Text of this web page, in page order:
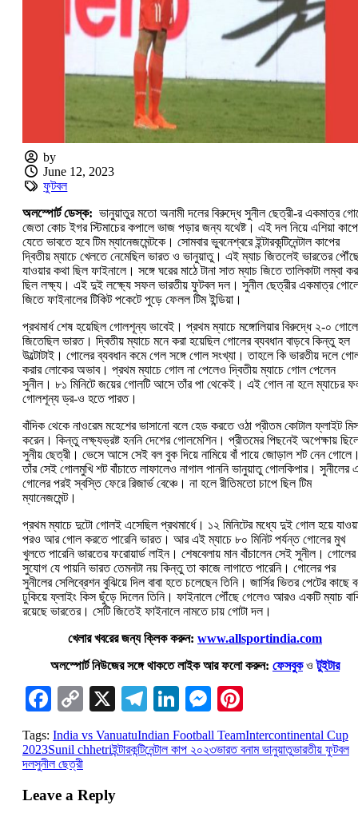
by
June 12, 2023
ফুটবল
অলস্পোর্ট ডেস্ক: ভানুয়াতুর মতো অনামী দলের বিরুদ্ধে সুনীল ছেত্রী-র একমাত্র
জেতা কোচ ইগর স্টিমাচের কপালে ভাজ পড়ার জন্য যথেষ্ট। এই দল নিয়ে এশিয়া কাপে
যেতে ভাবতে হবে টিম ম্যানেজমেন্টকে। সোমবার ভুবনেশ্বরে ইন্টারকন্টিনেন্টাল কাপের
দ্বিতীয় ম্যাচে খেলতে নেমেছিল ভারত ও ভানুয়াতু। এই ম্যাচ জিতলেই ভারতের
যাওয়ার কথা ছিল ফাইনালে। সঙ্গে ঘরের মাঠে টানা সাত ম্যাচ জিতে তালিকাটা লম্বা
ছিল লক্ষ্য। এই দুই লক্ষ্যে সফল ভারতীয় ফুটবল দল। সুনীল ছেত্রীর একমাত্র
জিতে ফাইনালের টিকিট পকেটে পুড়ে ফেলল টিম ইন্ডিয়া।
প্রথমার্ধ শেষ হয়েছিল গোলশূন্য ভাবেই। প্রথম ম্যাচে মঙ্গোলিয়ার বিরুদ্ধে ২-০ গোলে
জিতেছিল ভারত। দ্বিতীয় ম্যাচে মনে করা হয়েছিল গোলের ব্যবধান বাড়বে কিন্তু হল
উল্টোটাই। গোলের ব্যবধান কমে গেল সঙ্গে গোল সংখ্যা। তাহলে কি ভারতীয় দলে
করার লোকের অভাব। প্রথম ম্যাচে গোল না পেলেও দ্বিতীয় ম্যাচে গোল পেলেন
সুনীল। ৮১ মিনিটে জয়ের গোলটি আসে তাঁর পা থেকেই। এই গোল না হলে ম্যাচের
গোলশূন্য ড্র-ও হতে পারত।
বাঁদিক থেকে নাওরেম মহেশের ভাসানো বলে হেড করতে ওঠা প্রীতম কোটাল ফ্লাইট
করেন। কিন্তু লক্ষ্যভ্রষ্ট হননি দেশের গোলমেশিন। প্রীতমের পিছনেই অপেক্ষায়
সুনীয় ছেত্রী। ভেসে আসে সেই বল বুক দিয়ে নামিয়ে বাঁ পায়ে জোড়াল শট নেন
তাঁর সেই গোলমুখি শট বাঁচাতে লাফালেও নাগাল পাননি ভানুয়াতু গোলকিপার। সুনীলের
গোলের পরই স্বস্তি ফেরে রিজার্ভ বেঞ্চে। না হলে রীতিমতো চাপে ছিল টিম
ম্যানেজমেন্ট।
প্রথম ম্যাচে দুটো গোলই এসেছিল প্রথমার্ধে। ১২ মিনিটের মধ্যে দুই গোল হয়ে
পরও আর গোল করতে পারেনি ভারত। আর এই ম্যাচে ৮০ মিনিট পর্যন্ত গোলের মুখ
খুলতে পারেনি ভারতের ফরোয়ার্ড লাইন। শেষবেলায় মান বাঁচালেন সেই সুনীল। গোলের
সুযোগ যে পায়নি ভারত তেমনটা নয় কিন্তু তা কাজে লাগাতে পারেনি। গোলের পর
সুনীলের সেলিব্রেশন বুঝিয়ে দিল বাবা হতে চলেছেন তিনি। জার্সির ভিতর পেটের কাছে
ঢুকিয়ে ফ্লাইং কিস ছুঁড়ে দিলেন তিনি। ফাইনালে পৌঁছে গেলেও আরও একটি ম্যাচ
রয়েছে ভারতের। সেটি জিতেই ফাইনালে নামতে চায় গোটা দল।
খেলার খবরের জন্য ক্লিক করুন: www.allsportindia.com
অলস্পোর্ট নিউজের সঙ্গে থাকতে লাইক আর ফলো করুন: ফেসবুকওটুইটার
Facebook
Copy
Link
X Telegram
LinkedIn
Messenger
Tags: India vs VanuatuIndian Football TeamIntercontinental Cup
2023Sunil chhetriইন্টারকন্টিনেন্টাল কাপ ২০২৩ভারত বনাম ভানুয়াতুভারতীয় ফুটবল
দলসুনীল ছেত্রী
Leave a Reply